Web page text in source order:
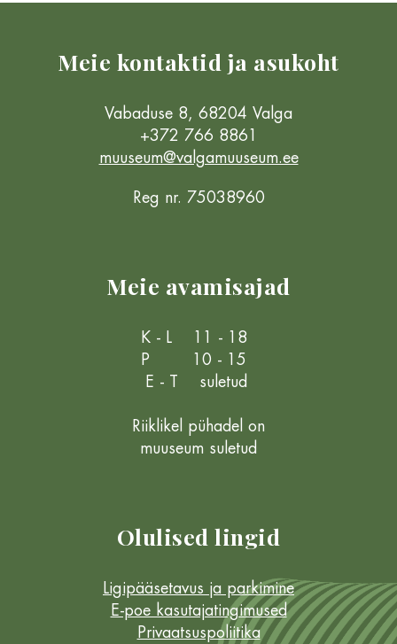
Meie kontaktid ja asukoht
Vabaduse 8, 68204 Valga
+372 766 8861
muuseum@valgamuuseum.ee
Reg nr. 75038960
Meie avamisajad
K - L 11 - 18
P 10 - 15
E - T suletud
Riiklikel pühadel on
muuseum suletud
Olulised lingid
Ligipääsetavus ja parkimine
E-poe kasutajatingimused
Privaatsuspoliitika